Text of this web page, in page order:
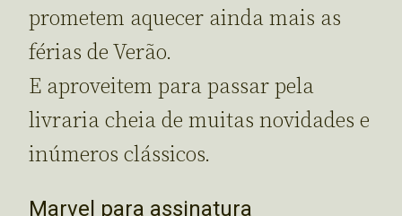
prometem aquecer ainda mais as
férias de Verão.
E aproveitem para passar pela
livraria cheia de muitas novidades e
inúmeros clássicos.
Marvel para assinatura